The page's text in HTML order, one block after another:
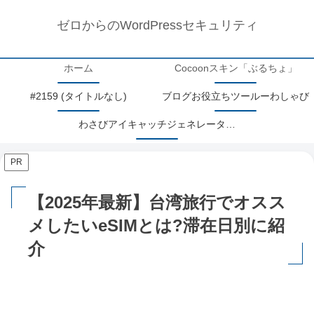
ゼロからのWordPressセキュリティ
ホーム Cocoonスキン「ぶるちょ」
#2159 (タイトルなし) ブログお役立ちツールーわしゃび
PR
【2025年最新】台湾旅行でオスス
メしたいeSIMとは?滞在日別に紹
介